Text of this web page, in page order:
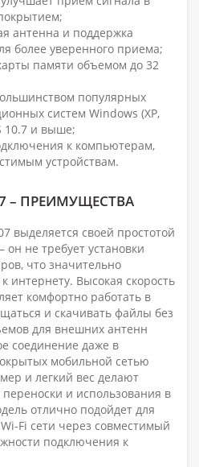
антенна и поддержка
более уверенного приема;
памяти объемом до 32
популярных
систем Windows (XP,
10.7 и выше;
к компьютерам,
устройствам.
– ПРЕИМУЩЕСТВА
выделяется своей простотой
не требует установки
что значительно
интернету. Высокая скорость
комфортно работать в
и скачивать файлы без
для внешних антенн
соединение даже в
мобильной сетью
и легкий вес делают
и использования в
отлично подойдет для
Fi сети через совместимый
подключения к